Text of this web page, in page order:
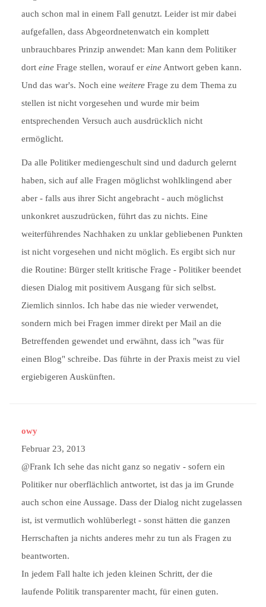
auch schon mal in einem Fall genutzt. Leider ist mir dabei
aufgefallen, dass Abgeordnetenwatch ein komplett
unbrauchbares Prinzip anwendet: Man kann dem Politiker
dort eine Frage stellen, worauf er eine Antwort geben kann.
Und das war's. Noch eine weitere Frage zu dem Thema zu
stellen ist nicht vorgesehen und wurde mir beim
entsprechenden Versuch auch ausdrücklich nicht
ermöglicht.
Da alle Politiker mediengeschult sind und dadurch gelernt
haben, sich auf alle Fragen möglichst wohlklingend aber
aber - falls aus ihrer Sicht angebracht - auch möglichst
unkonkret auszudrücken, führt das zu nichts. Eine
weiterführendes Nachhaken zu unklar gebliebenen Punkten
ist nicht vorgesehen und nicht möglich. Es ergibt sich nur
die Routine: Bürger stellt kritische Frage - Politiker beendet
diesen Dialog mit positivem Ausgang für sich selbst.
Ziemlich sinnlos. Ich habe das nie wieder verwendet,
sondern mich bei Fragen immer direkt per Mail an die
Betreffenden gewendet und erwähnt, dass ich "was für
einen Blog" schreibe. Das führte in der Praxis meist zu viel
ergiebigeren Auskünften.
owy
Februar 23, 2013
@Frank Ich sehe das nicht ganz so negativ - sofern ein
Politiker nur oberflächlich antwortet, ist das ja im Grunde
auch schon eine Aussage. Dass der Dialog nicht zugelassen
ist, ist vermutlich wohlüberlegt - sonst hätten die ganzen
Herrschaften ja nichts anderes mehr zu tun als Fragen zu
beantworten.
In jedem Fall halte ich jeden kleinen Schritt, der die
laufende Politik transparenter macht, für einen guten.